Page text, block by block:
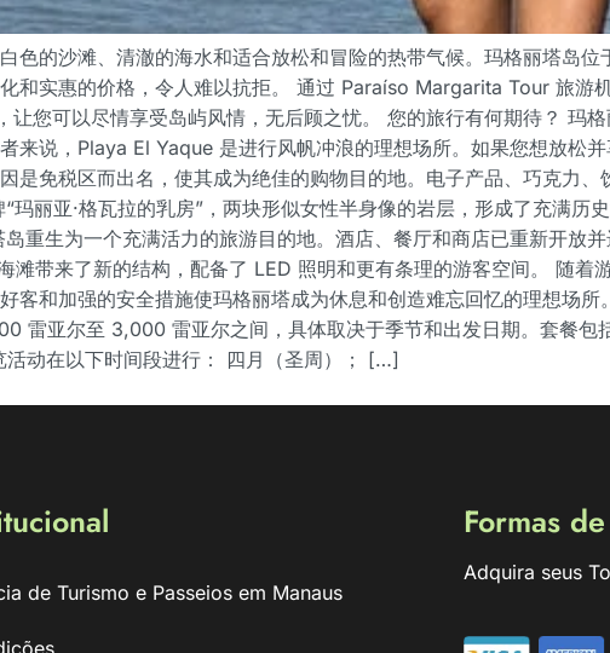
色的沙滩、清澈的海水和适合放松和冒险的热带气候。玛格丽塔岛位
和实惠的价格，令人难以抗拒。 通过 Paraíso Margarita Tour 旅游
您可以尽情享受岛屿风情，无后顾之忧。 您的旅行有何期待？ 玛
来说，Playa El Yaque 是进行风帆冲浪的理想场所。如果您想放松
免税区而出名，使其成为绝佳的购物目的地。电子产品、巧克力
丽亚·格瓦拉的乳房”，两块形似女性半身像的岩层，形成了充满历
重生为一个充满活力的旅游目的地。酒店、餐厅和商店已重新开放
带来了新的结构，配备了 LED 照明和更有条理的游客空间。 随着
客和加强的安全措施使玛格丽塔成为休息和创造难忘回忆的理想场所
雷亚尔至 3,000 雷亚尔之间，具体取决于季节和出发日期。套餐
动在以下时间段进行： 四月（圣周）； […]
de Turismo e Passeios em Manaus
Formas
Adquira seus